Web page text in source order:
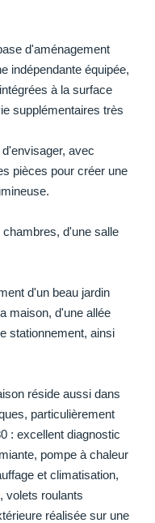
d'aménagement
indépendante équipée,
à la surface
supplémentaires très
avec
pièces pour créer une
d'une salle
d'un beau jardin
maison, d'une allée
stationnement, ainsi
réside aussi dans
particulièrement
: excellent diagnostic
pompe à chaleur
et climatisation,
volets roulants
réalisée sur une